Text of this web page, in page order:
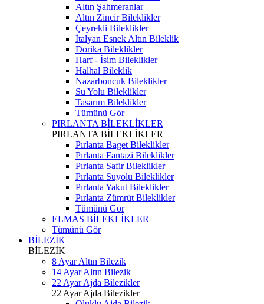
Altın Şahmeranlar
Altın Zincir Bileklikler
Çeyrekli Bileklikler
İtalyan Esnek Altın Bileklik
Dorika Bileklikler
Harf - İsim Bileklikler
Halhal Bileklik
Nazarboncuk Bileklikler
Su Yolu Bileklikler
Tasarım Bileklikler
Tümünü Gör
PIRLANTA BİLEKLİKLER
PIRLANTA BİLEKLİKLER
Pırlanta Baget Bileklikler
Pırlanta Fantazi Bileklikler
Pırlanta Safir Bileklikler
Pırlanta Suyolu Bileklikler
Pırlanta Yakut Bileklikler
Pırlanta Zümrüt Bileklikler
Tümünü Gör
ELMAS BİLEKLİKLER
Tümünü Gör
BİLEZİK
BİLEZİK
8 Ayar Altın Bilezik
14 Ayar Altın Bilezik
22 Ayar Ajda Bilezikler
22 Ayar Ajda Bilezikler